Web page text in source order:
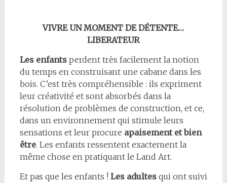
VIVRE UN MOMENT DE DÉTENTE…
LIBERATEUR
Les enfantsperdent très facilement la notion
du temps en construisant une cabane dans les
bois. C’est très compréhensible : ils expriment
leur créativité et sont absorbés dans la
résolution de problèmes de construction, et ce,
dans un environnement qui stimule leurs
sensations et leur procure apaisement et bien
être. Les enfants ressentent exactement la
même chose en pratiquant le Land Art.
Et pas que les enfants ! Les adultesqui ont suivi